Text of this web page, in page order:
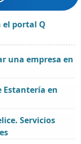
el portal Q
una empresa en
Estantería en
Servicios